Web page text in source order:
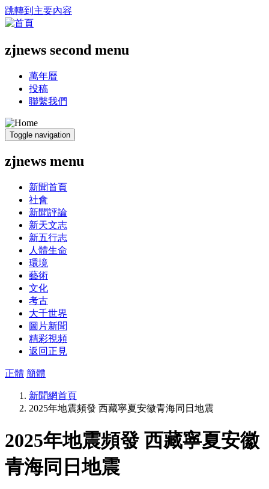
跳轉到主要內容
zjnews second menu
萬年曆
投稿
聯繫我們
Toggle navigation
zjnews menu
新聞首頁
社會
新聞評論
新天文志
新五行志
人體生命
環境
藝術
文化
考古
大千世界
圖片新聞
精彩視頻
返回正見
正體 簡體
新聞網首頁
2025年地震頻發 西藏寧夏安徽青海同日地震
2025年地震頻發 西藏寧夏安徽
青海同日地震